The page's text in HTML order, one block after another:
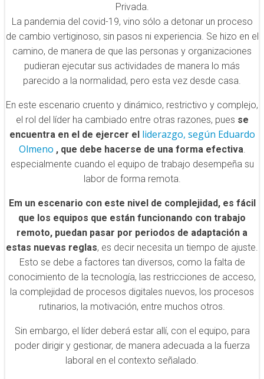
Privada.
La pandemia del covid-19, vino sólo a detonar un proceso
de cambio vertiginoso, sin pasos ni experiencia. Se hizo en el
camino, de manera de que las personas y organizaciones
pudieran ejecutar sus actividades de manera lo más
parecido a la normalidad, pero esta vez desde casa.
En este escenario cruento y dinámico, restrictivo y complejo,
el rol del líder ha cambiado entre otras razones, pues se
encuentra en el de ejercer el liderazgo, según Eduardo
Olmeno , que debe hacerse de una forma efectiva
especialmente cuando el equipo de trabajo desempeña su
labor de forma remota.
Em un escenario con este nivel de complejidad, es fácil
que los equipos que están funcionando con trabajo
remoto, puedan pasar por periodos de adaptación a
estas nuevas reglas, es decir necesita un tiempo de ajuste.
Esto se debe a factores tan diversos, como la falta de
conocimiento de la tecnología, las restricciones de acceso,
la complejidad de procesos digitales nuevos, los procesos
rutinarios, la motivación, entre muchos otros.
Sin embargo, el líder deberá estar allí, con el equipo, para
poder dirigir y gestionar, de manera adecuada a la fuerza
laboral en el contexto señalado.